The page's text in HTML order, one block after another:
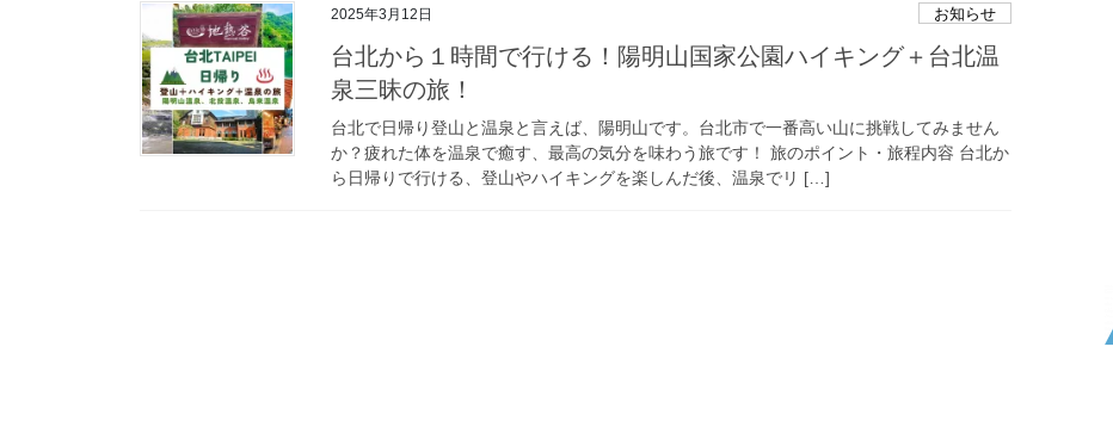
2025年3月12日 お知らせ
台北から１時間で行ける！陽明山国家公園ハイキング＋台北温
泉三昧の旅！
台北で日帰り登山と温泉と言えば、陽明山です。台北市で一番高い山に挑戦してみません
か？疲れた体を温泉で癒す、最高の気分を味わう旅です！ 旅のポイント・旅程内容 台北か
ら日帰りで行ける、登山やハイキングを楽しんだ後、温泉でリ […]